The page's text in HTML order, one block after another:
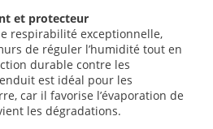
et protecteur
respirabilité exceptionnelle,
de réguler l’humidité tout en
durable contre les
est idéal pour les
car il favorise l’évaporation de
les dégradations.